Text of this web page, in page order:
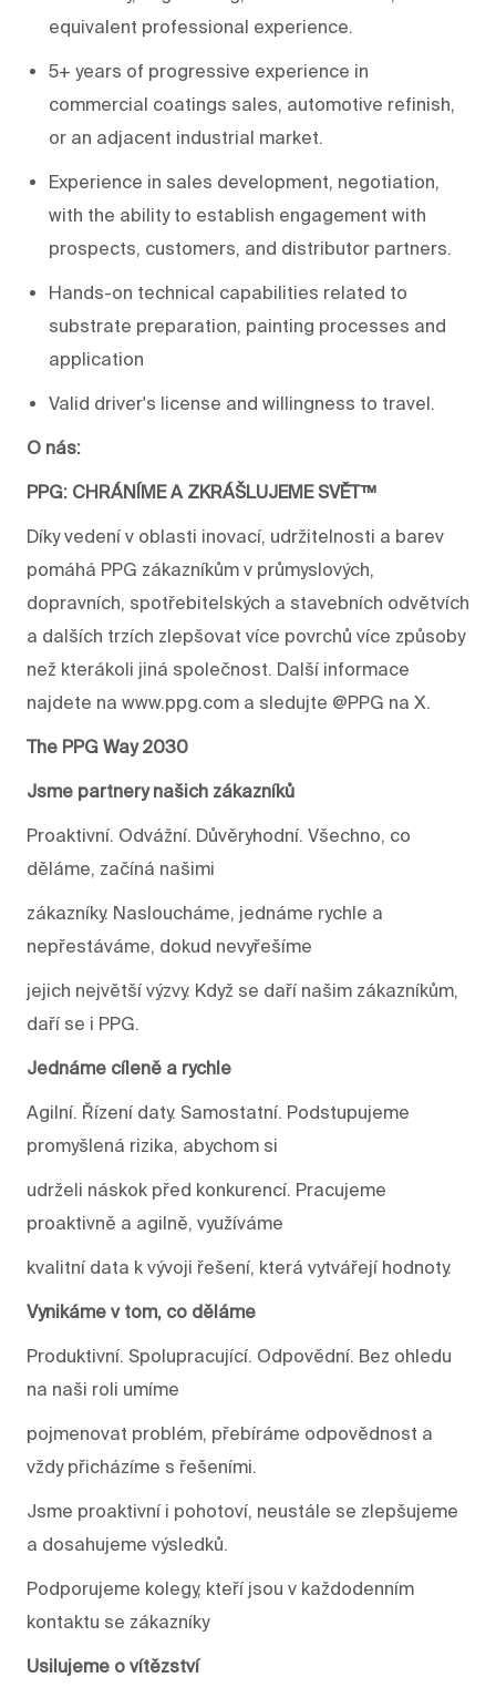
equivalent professional experience.
5+ years of progressive experience in
commercial coatings sales, automotive refinish,
or an adjacent industrial market.
Experience in sales development, negotiation,
with the ability to establish engagement with
prospects, customers, and distributor partners.
Hands-on technical capabilities related to
substrate preparation, painting processes and
application
Valid driver's license and willingness to travel.
O nás:
PPG: CHRÁNÍME A ZKRÁŠLUJEME SVĚT™
Díky vedení v oblasti inovací, udržitelnosti a barev
pomáhá PPG zákazníkům v průmyslových,
dopravních, spotřebitelských a stavebních odvětvích
a dalších trzích zlepšovat více povrchů více způsoby
než kterákoli jiná společnost. Další informace
najdete na www.ppg.com a sledujte @PPG na X.
The PPG Way 2030
Jsme partnery našich zákazníků
Proaktivní. Odvážní. Důvěryhodní. Všechno, co
děláme, začíná našimi
zákazníky. Nasloucháme, jednáme rychle a
nepřestáváme, dokud nevyřešíme
jejich největší výzvy. Když se daří našim zákazníkům,
daří se i PPG.
Jednáme cíleně a rychle
Agilní. Řízení daty. Samostatní. Podstupujeme
promyšlená rizika, abychom si
udrželi náskok před konkurencí. Pracujeme
proaktivně a agilně, využíváme
kvalitní data k vývoji řešení, která vytvářejí hodnoty.
Vynikáme v tom, co děláme
Produktivní. Spolupracující. Odpovědní. Bez ohledu
na naši roli umíme
pojmenovat problém, přebíráme odpovědnost a
vždy přicházíme s řešeními.
Jsme proaktivní i pohotoví, neustále se zlepšujeme
a dosahujeme výsledků.
Podporujeme kolegy, kteří jsou v každodenním
kontaktu se zákazníky
Usilujeme o vítězství